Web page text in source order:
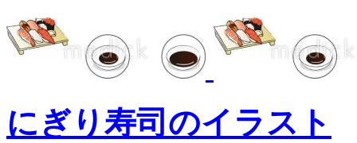
にぎり寿司のイラスト